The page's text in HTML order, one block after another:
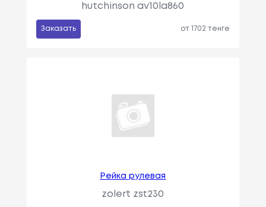
hutchinson av10la860
Заказать от 1702 тенге
Рейка рулевая
zolert zst230